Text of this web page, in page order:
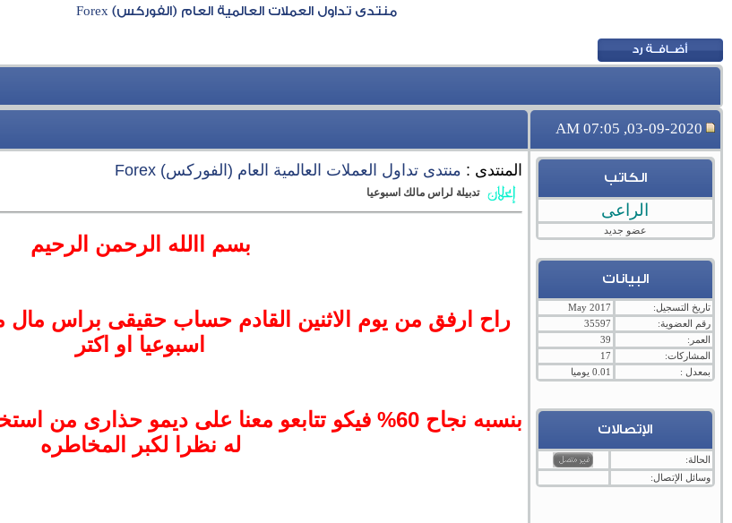
منتدى تداول العملات العالمية العام (الفوركس) Forex
03-09-2020, 07:05 AM
الكاتب
الراعى
عضو جديد
البيانات
تاريخ التسجيل:
May 2017
رقم العضوية:
35597
العمر:
39
المشاركات:
17
بمعدل :
0.01 يوميا
الإتصالات
الحالة:
وسائل الإتصال:
المنتدى : منتدى تداول العملات العالمية العام (الفوركس) Forex
تدبيلة لراس مالك اسبوعيا
بسم االله الرحمن الرحيم
راح ارفق من يوم الاثنين القادم حساب حقيقى براس مال
اسبوعيا او اكتر
بنسبه نجاح 60% فيكو تتابعو معنا على ديمو حذارى
له نظرا لكبر المخاطره